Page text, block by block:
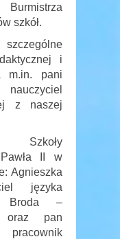
szkół.
i
m.in. pani
z naszej
Szkoły
II w
Agnieszka
języka
Broda –
oraz pan
pracownik